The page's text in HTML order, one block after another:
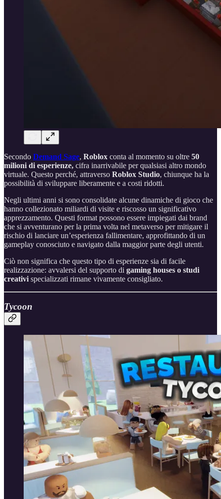
Secondo Demand Sage, Roblox conta al momento su oltre 50
milioni di esperienze, cifra inarrivabile per qualsiasi altro mondo
virtuale. Questo perché, attraverso Roblox Studio, chiunque ha la
possibilità di sviluppare liberamente e a costi ridotti.
Negli ultimi anni si sono consolidate alcune dinamiche di gioco che
hanno collezionato miliardi di visite e riscosso un significativo
apprezzamento. Questi format possono essere impiegati dai brand
che si avventurano per la prima volta nel metaverso per mitigare il
rischio di lanciare un’esperienza fallimentare, approfittando di un
gameplay conosciuto e navigato dalla maggior parte degli utenti.
Ciò non significa che questo tipo di esperienze sia di facile
realizzazione: avvalersi del supporto di gaming houses o studi
creativi specializzati rimane vivamente consigliato.
Tycoon